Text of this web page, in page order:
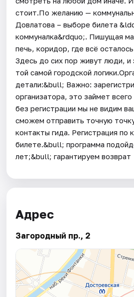
стоит.По желанию —
Довлатова – выборе билета
коммуналка&rdquo;. Пишущая
печь, коридор, где всё
Здесь до сих пор живут люди,
той самой городской
детали:&bull; Важно:
организатора, это займет
без регистрации мы не видим
сможем отправить точную
контакты гида. Регистрация по
билете.&bull; программа
лет;&bull; гарантируем возврат
Адрес
Загородный пр., 2